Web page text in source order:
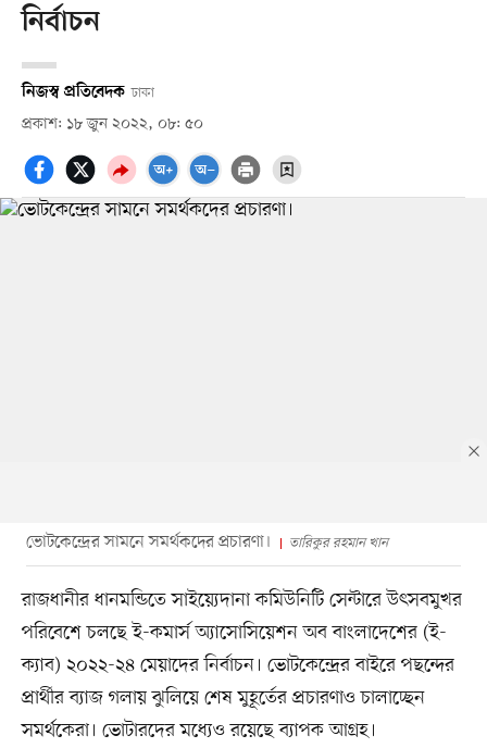
নির্বাচন
নিজস্ব প্রতিবেদক ঢাকা
প্রকাশ: ১৮ জুন ২০২২, ০৮: ৫০
ভোটকেন্দ্রের সামনে সমর্থকদের প্রচারণা। তারিকুর রহমান খান
রাজধানীর ধানমন্ডিতে সাইয়্যেদানা কমিউনিটি সেন্টারে উৎসবমুখর
পরিবেশে চলছে ই-কমার্স অ্যাসোসিয়েশন অব বাংলাদেশের (ই-
ক্যাব) ২০২২-২৪ মেয়াদের নির্বাচন। ভোটকেন্দ্রের বাইরে পছন্দের
প্রার্থীর ব্যাজ গলায় ঝুলিয়ে শেষ মুহূর্তের প্রচারণাও চালাচ্ছেন
সমর্থকেরা। ভোটারদের মধ্যেও রয়েছে ব্যাপক আগ্রহ।